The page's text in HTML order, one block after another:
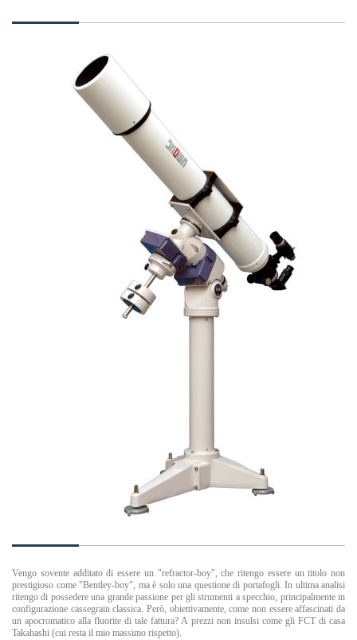
Vengo sovente additato di essere un "refractor-boy", che ritengo essere un titolo non
prestigioso come "Bentley-boy", ma è solo una questione di portafogli. In ultima analisi
ritengo di possedere una grande passione per gli strumenti a specchio, principalmente in
configurazione cassegrain classica. Però, obiettivamente, come non essere affascinati da
un apocromatico alla fluorite di tale fattura? A prezzi non insulsi come gli FCT di casa
Takahashi (cui resta il mio massimo rispetto).